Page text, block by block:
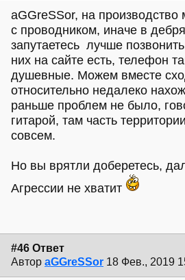
aGGreSSor, на производство
с проводником, иначе в
запутаетесь лучше
них на сайте есть, телефон
душевные. Можем вместе
относительно недалеко
раньше проблем не было,
гитарой, там часть
совсем.
Но вы врятли доберетесь,
Агрессии не хватит
#46 Ответ
Автор aGGreSSor 18 Фев., 2019